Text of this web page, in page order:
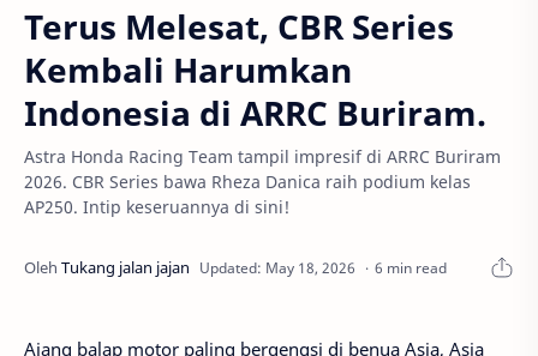
Terus Melesat, CBR Series
Kembali Harumkan
Indonesia di ARRC Buriram.
Astra Honda Racing Team tampil impresif di ARRC Buriram
2026. CBR Series bawa Rheza Danica raih podium kelas
AP250. Intip keseruannya di sini!
6 min read
Ajang balap motor paling bergengsi di benua Asia, Asia